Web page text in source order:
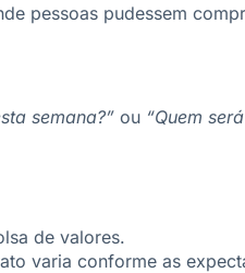
pessoas pudessem
semana?” ou “Quem
de valores.
varia conforme as